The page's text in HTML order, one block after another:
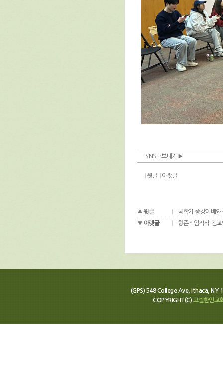
SNS내보내기
윗글 아랫글
윗글
봄학기 종강예배와
아랫글
항존직임직식-전
(GPS) 548 College Ave, Ithaca,
COPYRIGHT(C) 코넬한인교